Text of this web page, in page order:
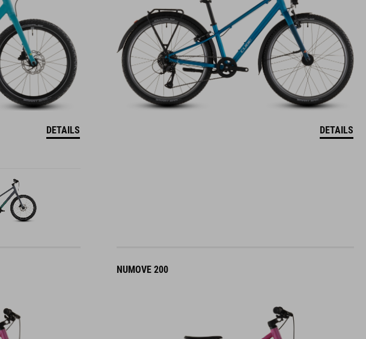
DETAILS DETAILS
NUMOVE 200